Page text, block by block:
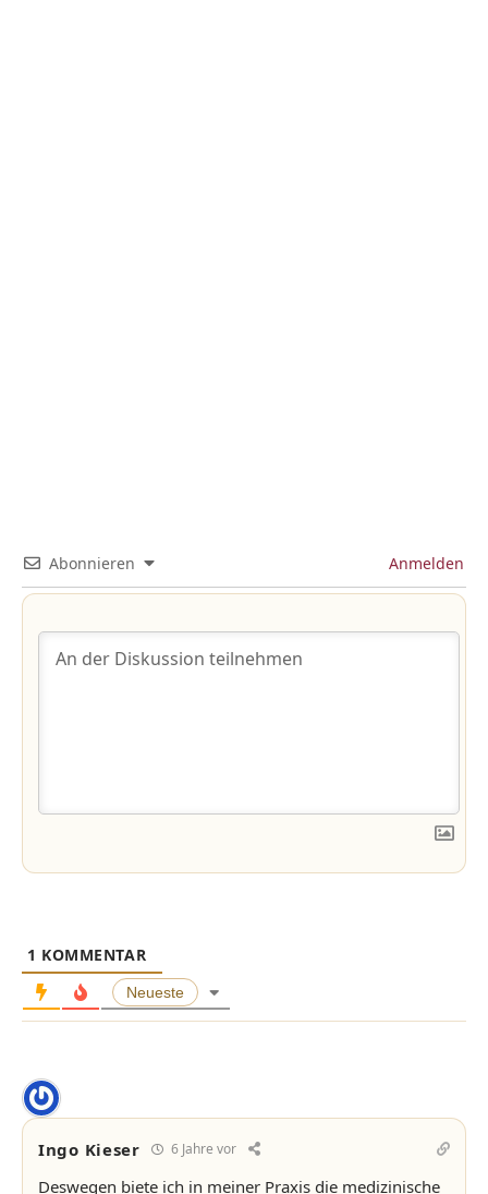
Abonnieren Anmelden
1 KOMMENTAR
Neueste
Ingo Kieser 6 Jahre vor
Deswegen biete ich in meiner Praxis die medizinische